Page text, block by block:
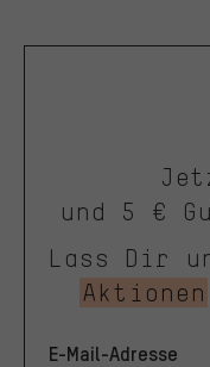
und 5 €
Lass Dir
Aktionen
E-Mail-Adresse